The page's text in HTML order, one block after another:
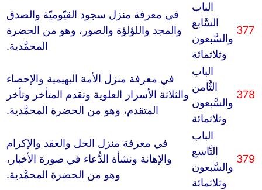
377
الباب
السَّابع
والسَّبعون
وثلاثمائة
في معرفة منزل سجود القيّوميّة والصدق
والمجد واللؤلؤة والصور، وهو من الحضرة
المحمَّدية.
378
الباب
الثَّامن
والسَّبعون
وثلاثمائة
في معرفة منزل الأمة البهيمية والإحصاء
والثلاثة الأسرار العلوية وتقدم المتأخر وتأخر
المتقدم، وهو من الحضرة المحمَّدية.
379
الباب
التَّاسع
والسَّبعون
وثلاثمائة
في معرفة منزل الحل والعقد والإكرام
والإهانة ونشأة الدُّعاء في صورة الأخبار،
وهو من الحضرة المحمَّدية.